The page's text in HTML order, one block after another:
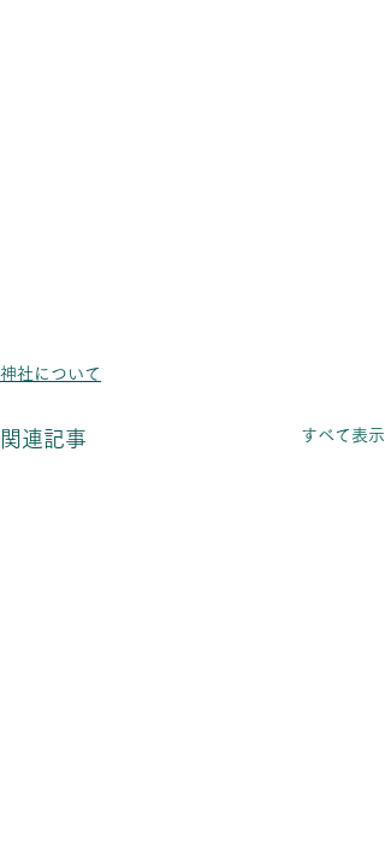
神社について
関連記事 すべて表示